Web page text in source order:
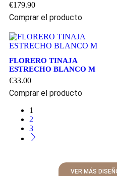
€179.90
Comprar el producto
FLORERO TINAJA
ESTRECHO BLANCO M
€33.00
Comprar el producto
1
2
3
VER MÁS